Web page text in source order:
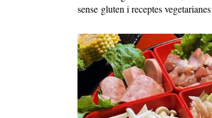
sense gluten i receptes